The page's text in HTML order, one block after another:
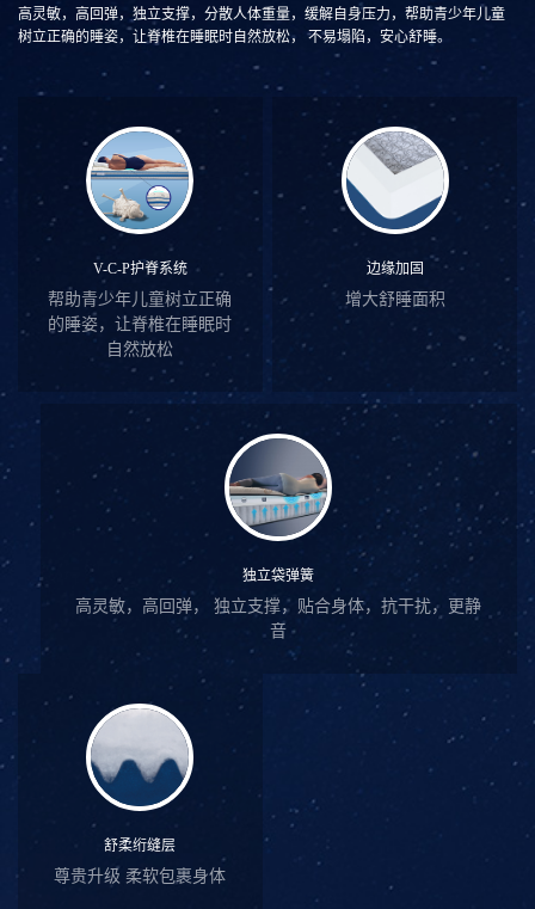
高灵敏，高回弹，独立支撑，分散人体重量，缓解自身压力，帮助青少年儿童
树立正确的睡姿，让脊椎在睡眠时自然放松， 不易塌陷，安心舒睡。
V-C-P护脊系统
帮助青少年儿童树立正确
的睡姿，让脊椎在睡眠时
自然放松
边缘加固
增大舒睡面积
独立袋弹簧
高灵敏，高回弹， 独立支撑，贴合身体，抗干扰，更静
音
舒柔绗缝层
尊贵升级 柔软包裹身体